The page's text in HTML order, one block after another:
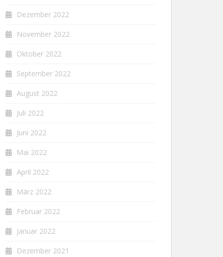
Dezember 2022
November 2022
Oktober 2022
September 2022
August 2022
Juli 2022
Juni 2022
Mai 2022
April 2022
März 2022
Februar 2022
Januar 2022
Dezember 2021